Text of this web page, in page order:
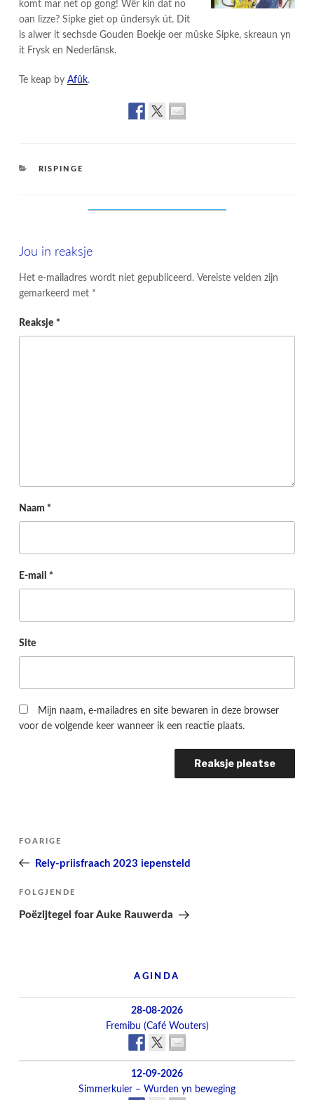
komt mar net op gong! Wêr kin dat no
oan lizze? Sipke giet op ûndersyk út. Dit
is alwer it sechsde Gouden Boekje oer mûske Sipke, skreaun yn
it Frysk en Nederlânsk.
Te keap by Afûk.
CATEGORIES
RISPINGE
Jou in reaksje
Het e-mailadres wordt niet gepubliceerd. Vereiste velden zijn
gemarkeerd met *
Reaksje *
Naam *
E-mail *
Site
Mijn naam, e-mailadres en site bewaren in deze browser
voor de volgende keer wanneer ik een reactie plaats.
Berichtnavigatie
Folgjende
pagina
FOARIGE
Rely-priisfraach 2023 iepensteld
Folgjend
berjocht
FOLGJENDE
Poëzijtegel foar Auke Rauwerda
AGINDA
28-08-2026
Fremibu (Café Wouters)
12-09-2026
Simmerkuier – Wurden yn beweging